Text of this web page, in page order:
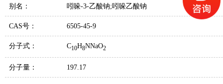
别名： 吲哚-3-乙酸钠;吲哚乙酸钠
CAS号： 6505-45-9
分子式： C10H8NNaO2
分子量： 197.17